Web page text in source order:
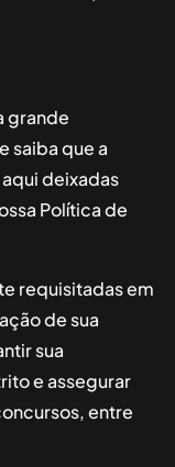
grande
saiba que a
deixadas
Política de
requisitadas em
de sua
sua
e assegurar
entre